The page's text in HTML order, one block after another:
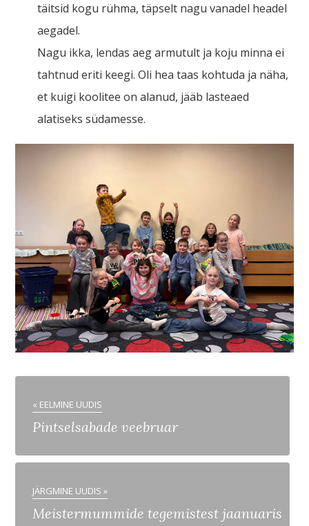
täitsid kogu rühma, täpselt nagu vanadel headel
aegadel.
Nagu ikka, lendas aeg armutult ja koju minna ei
tahtnud eriti keegi. Oli hea taas kohtuda ja näha,
et kuigi koolitee on alanud, jääb lasteaed
alatiseks südamesse.
« EELMINE UUDIS
Pintselsabade veebruar
JÄRGMINE UUDIS »
Meistermummide tegemistest jaanuaris